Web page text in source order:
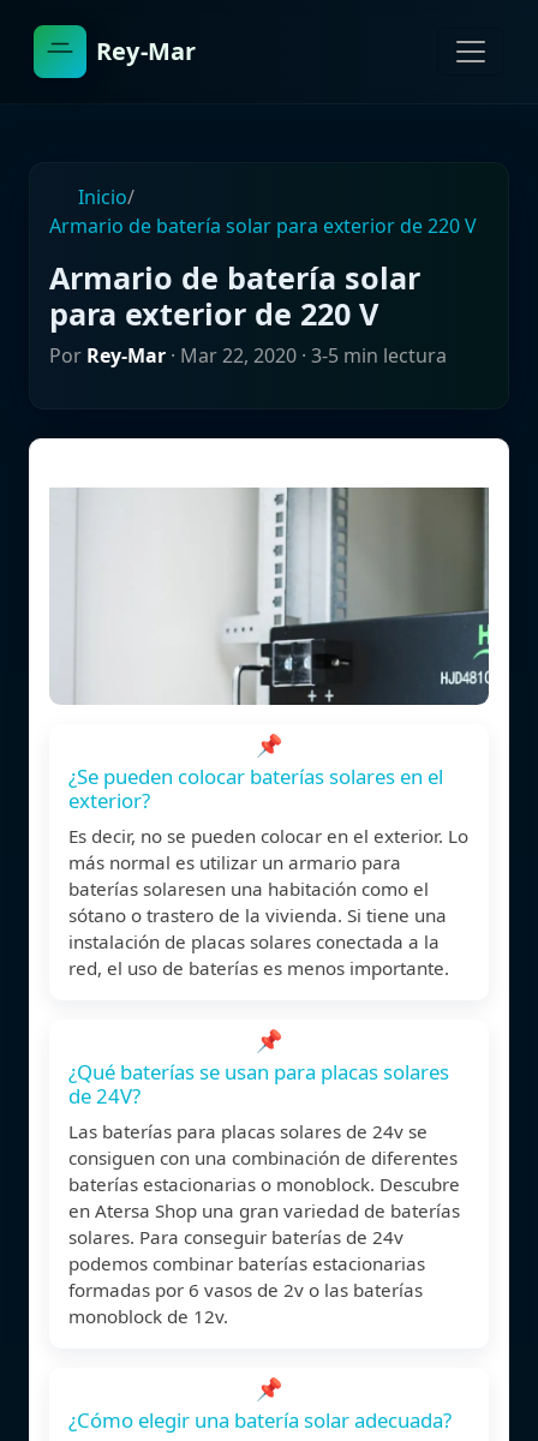
Rey-Mar
Inicio/
Armario de batería solar para exterior de 220 V
Armario de batería solar
para exterior de 220 V
Por Rey-Mar · Mar 22, 2020 · 3-5 min lectura
📌
¿Se pueden colocar baterías solares en el
exterior?
Es decir, no se pueden colocar en el exterior. Lo
más normal es utilizar un armario para
baterías solaresen una habitación como el
sótano o trastero de la vivienda. Si tiene una
instalación de placas solares conectada a la
red, el uso de baterías es menos importante.
📌
¿Qué baterías se usan para placas solares
de 24V?
Las baterías para placas solares de 24v se
consiguen con una combinación de diferentes
baterías estacionarias o monoblock. Descubre
en Atersa Shop una gran variedad de baterías
solares. Para conseguir baterías de 24v
podemos combinar baterías estacionarias
formadas por 6 vasos de 2v o las baterías
monoblock de 12v.
📌
¿Cómo elegir una batería solar adecuada?